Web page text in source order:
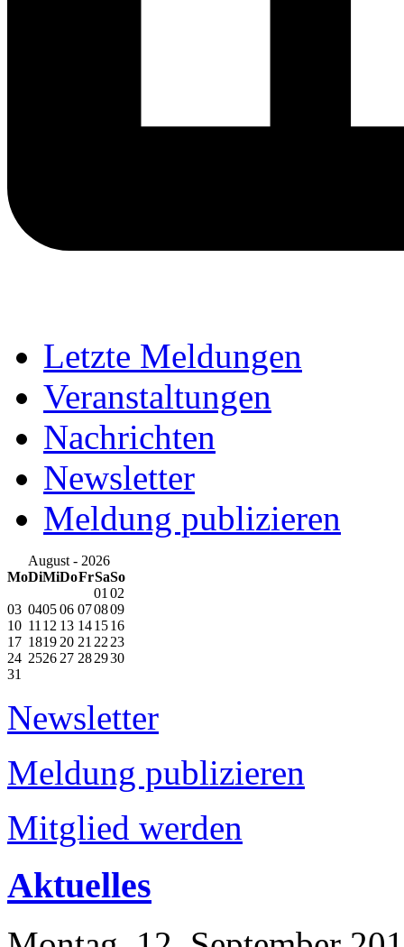
Letzte Meldungen
Veranstaltungen
Nachrichten
Newsletter
Meldung publizieren
August - 2026
MoDiMiDoFrSaSo
01 02
03 040506 070809
10 11 12 13 141516
17 1819 20 21 22 23
24 2526 27 282930
31
Newsletter
Meldung publizieren
Mitglied werden
Aktuelles